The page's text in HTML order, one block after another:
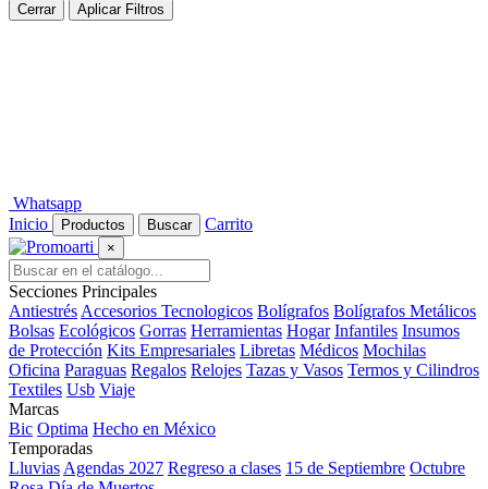
Cerrar Aplicar Filtros
Whatsapp
Inicio
Productos Buscar Carrito
×
Secciones Principales
Antiestrés Accesorios Tecnologicos Bolígrafos Bolígrafos Metálicos
Bolsas Ecológicos Gorras Herramientas Hogar Infantiles Insumos
de Protección Kits Empresariales Libretas Médicos Mochilas
Oficina Paraguas Regalos Relojes Tazas y Vasos Termos y Cilindros
Textiles Usb Viaje
Marcas
Bic Optima Hecho en México
Temporadas
Lluvias Agendas 2027 Regreso a clases 15 de Septiembre Octubre